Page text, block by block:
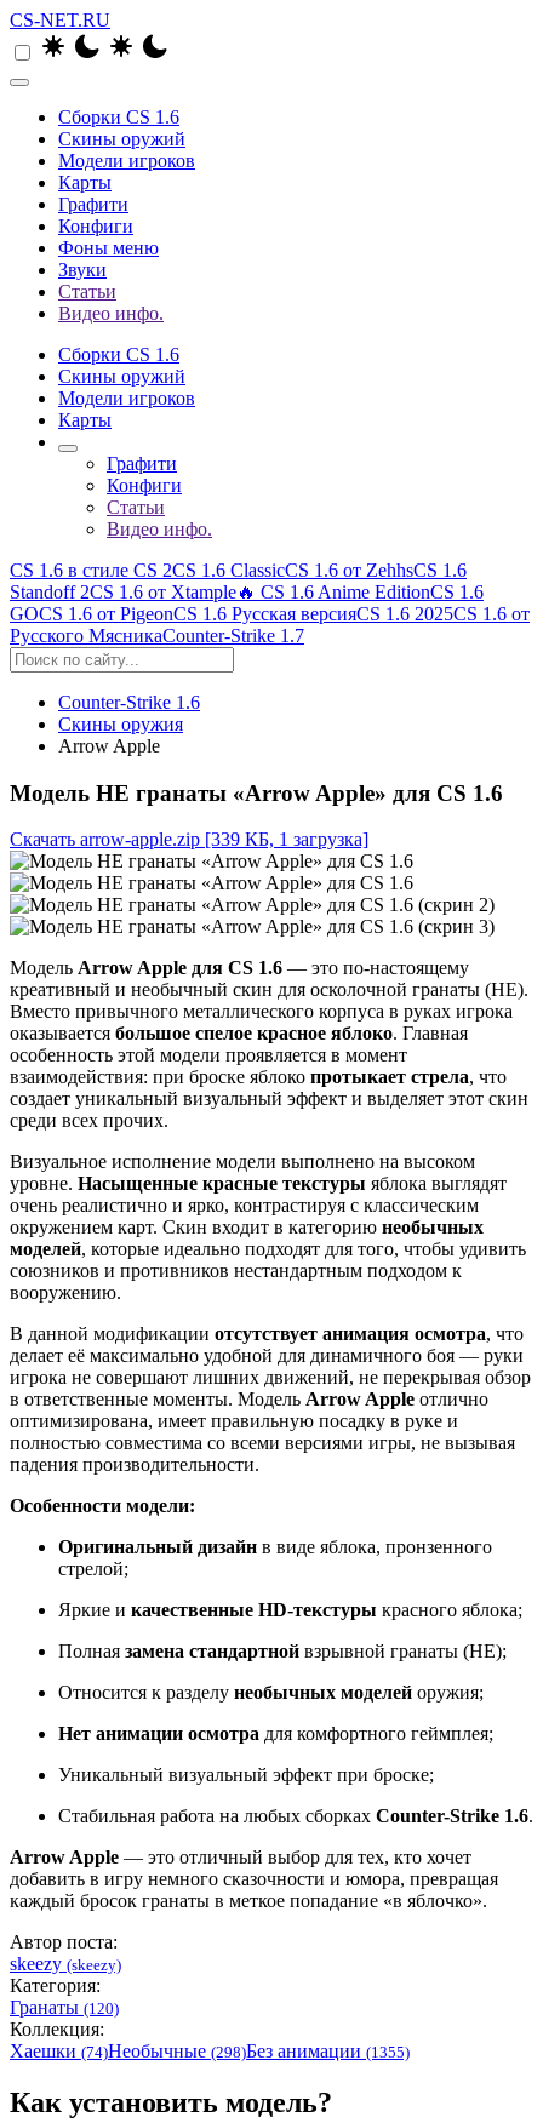
CS-NET.RU
Сборки CS 1.6
Скины оружий
Модели игроков
Карты
Графити
Конфиги
Фоны меню
Звуки
Статьи
Видео инфо.
Сборки CS 1.6
Скины оружий
Модели игроков
Карты
Графити
Конфиги
Статьи
Видео инфо.
CS 1.6 в стиле CS 2CS 1.6 ClassicCS 1.6 от ZehhsCS 1.6
Standoff 2CS 1.6 от Xtample🔥 CS 1.6 Anime EditionCS 1.6
GOCS 1.6 от PigeonCS 1.6 Русская версияCS 1.6 2025CS 1.6 от
Русского МясникаCounter-Strike 1.7
Counter-Strike 1.6
Скины оружия
Arrow Apple
Модель HE гранаты «Arrow Apple» для CS 1.6
Скачать arrow-apple.zip [339 КБ, 1 загрузка]
Модель Arrow Apple для CS 1.6 — это по-настоящему
креативный и необычный скин для осколочной гранаты (HE).
Вместо привычного металлического корпуса в руках игрока
оказывается большое спелое красное яблоко. Главная
особенность этой модели проявляется в момент
взаимодействия: при броске яблоко протыкает стрела, что
создает уникальный визуальный эффект и выделяет этот скин
среди всех прочих.
Визуальное исполнение модели выполнено на высоком
уровне. Насыщенные красные текстуры яблока выглядят
очень реалистично и ярко, контрастируя с классическим
окружением карт. Скин входит в категорию необычных
моделей, которые идеально подходят для того, чтобы удивить
союзников и противников нестандартным подходом к
вооружению.
В данной модификации отсутствует анимация осмотра, что
делает её максимально удобной для динамичного боя — руки
игрока не совершают лишних движений, не перекрывая обзор
в ответственные моменты. Модель Arrow Apple отлично
оптимизирована, имеет правильную посадку в руке и
полностью совместима со всеми версиями игры, не вызывая
падения производительности.
Особенности модели:
Оригинальный дизайн в виде яблока, пронзенного
стрелой;
Яркие и качественные HD-текстуры красного яблока;
Полная замена стандартной взрывной гранаты (HE);
Относится к разделу необычных моделей оружия;
Нет анимации осмотра для комфортного геймплея;
Уникальный визуальный эффект при броске;
Стабильная работа на любых сборках Counter-Strike 1.6.
Arrow Apple — это отличный выбор для тех, кто хочет
добавить в игру немного сказочности и юмора, превращая
каждый бросок гранаты в меткое попадание «в яблочко».
Автор поста:
skeezy (skeezy)
Категория:
Гранаты (120)
Коллекция:
Хаешки (74)Необычные (298)Без анимации (1355)
Как установить модель?